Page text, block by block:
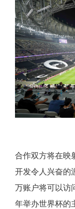
合作双方将在映
开发令人兴奋的
万账户将可以访
年举办世界杯的